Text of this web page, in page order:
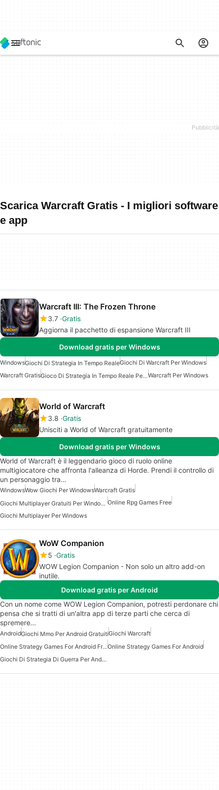
Scarica Warcraft Gratis - I migliori software
e app
Warcraft III: The Frozen Throne
3.7 Gratis
Aggiorna il pacchetto di espansione Warcraft III
Download gratis per Windows
WindowsGiochi Di Strategia In Tempo RealeGiochi Di Warcraft Per Windows
Warcraft Gratis
Gioco Di Strategia In Tempo Reale Per WindowsWarcraft Per Windows
World of Warcraft
3.8 Gratis
Unisciti a World of Warcraft gratuitamente
Download gratis per Windows
World of Warcraft è il leggendario gioco di ruolo online
multigiocatore che affronta l'alleanza di Horde. Prendi il controllo di
un personaggio tra…
WindowsWow Giochi Per WindowsWarcraft Gratis
Giochi Multiplayer Gratuiti Per Windows Online Rpg Games Free
Giochi Multiplayer Per Windows
WoW Companion
5 Gratis
WOW Legion Companion - Non solo un altro add-on
inutile.
Download gratis per Android
Con un nome come WOW Legion Companion, potresti perdonare chi
pensa che si tratti di un'altra app di terze parti che cerca di
spremere…
AndroidGiochi Mmo Per Android GratuitiGiochi Warcraft
Online Strategy Games For Android FreeOnline Strategy Games For Android
Giochi Di Strategia Di Guerra Per Android